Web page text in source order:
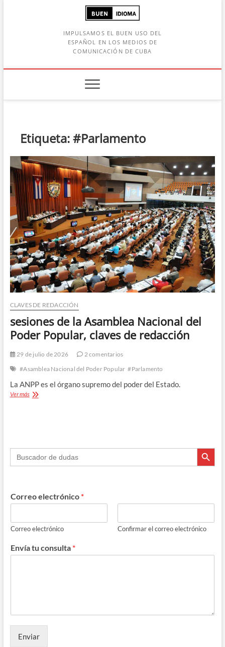
IMPULSAMOS EL BUEN USO DEL
ESPAÑOL EN LOS MEDIOS DE
COMUNICACIÓN DE CUBA
Etiqueta:#Parlamento
CLAVES DE REDACCIÓN
sesiones de la Asamblea Nacional del
Poder Popular, claves de redacción
29 de julio de 2026
2 comentarios
#Asamblea Nacional del Poder Popular #Parlamento
La ANPP es el órgano supremo del poder del Estado.
Ver mássesiones
Poder
Popular,
claves
Buscar: Botón de
Correo electrónico *
Correo electrónico Confirmar el correo electrónico
Envía tu consulta *
Enviar